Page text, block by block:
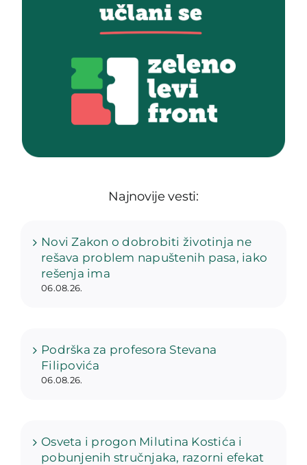
Najnovije vesti:
Novi Zakon o dobrobiti životinja ne
rešava problem napuštenih pasa, iako
rešenja ima
06.08.26.
Podrška za profesora Stevana
Filipovića
06.08.26.
Osveta i progon Milutina Kostića i
pobunjenih stručnjaka, razorni efekat